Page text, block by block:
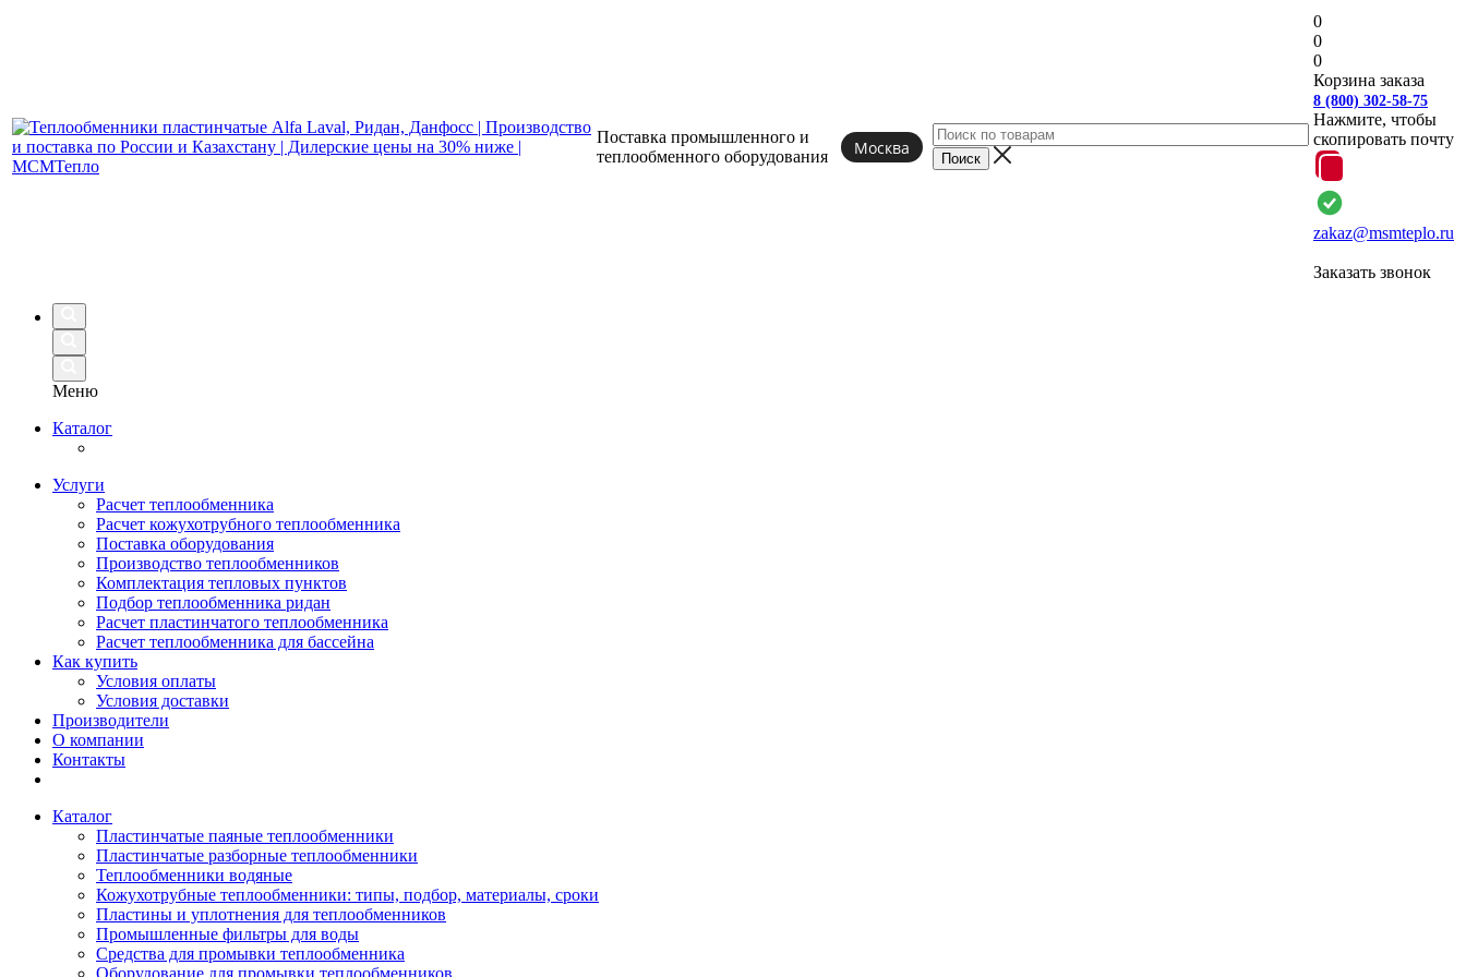
Поставка промышленного и
теплообменного оборудования Москва
0
0
0
Корзина заказа
8 (800) 302-58-75
Нажмите, чтобы
скопировать почту
zakaz@msmteplo.ru
Заказать звонок
Меню
Каталог
Услуги
Расчет теплообменника
Расчет кожухотрубного теплообменника
Поставка оборудования
Производство теплообменников
Комплектация тепловых пунктов
Подбор теплообменника ридан
Расчет пластинчатого теплообменника
Расчет теплообменника для бассейна
Как купить
Условия оплаты
Условия доставки
Производители
О компании
Контакты
Каталог
Пластинчатые паяные теплообменники
Пластинчатые разборные теплообменники
Теплообменники водяные
Кожухотрубные теплообменники: типы, подбор, материалы, сроки
Пластины и уплотнения для теплообменников
Промышленные фильтры для воды
Средства для промывки теплообменника
Оборудование для промывки теплообменников